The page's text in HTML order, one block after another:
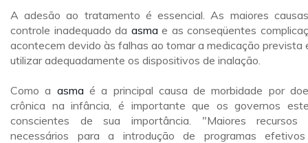
A adesão ao tratamento é essencial. As maiores
controle inadequado da asma e as conseqüentes
acontecem devido às falhas ao tomar a medicação prevista
utilizar adequadamente os dispositivos de inalação.
Como a asma é a principal causa de morbidade por
crônica na infância, é importante que os governos
conscientes de sua importância. "Maiores recursos
necessários para a introdução de programas